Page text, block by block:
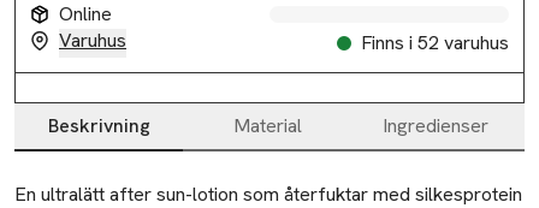
Online
Varuhus
Finns i 52 varuhus
Beskrivning Material Ingredienser
Beskrivning
En ultralätt after sun-lotion som återfuktar med silkesprotein